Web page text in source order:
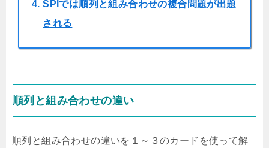
SPIでは順列と組み合わせの複合問題が出題
される
順列と組み合わせの違い
順列と組み合わせの違いを１～３のカードを使って解